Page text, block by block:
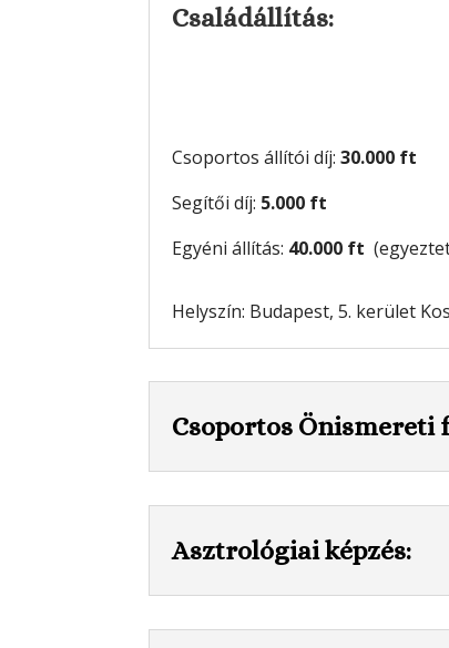
Családállítás:
Csoportos állítói díj:30.000 ft
Segítői díj: 5.000 ft
Egyéni állítás: 40.000 ft
Helyszín: Budapest, 5. kerület
Csoportos Önismereti
Asztrológiai képzés: